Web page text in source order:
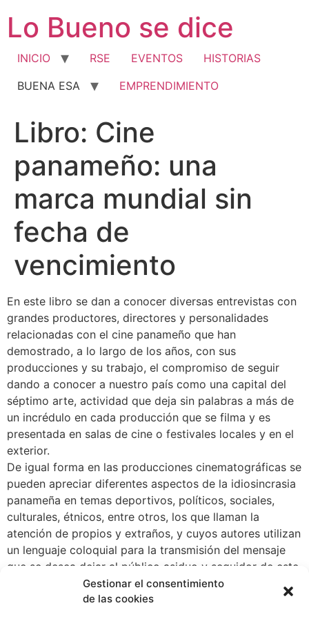
Gestionar el consentimiento
de las cookies
contenido
Lo Bueno se dice
INICIO RSE EVENTOS
HISTORIAS
BUENA ESA
EMPRENDIMIENTO
Libro: Cine
panameño: una
marca mundial sin
fecha de
vencimiento
En este libro se dan a conocer diversas entrevistas con
grandes productores, directores y personalidades
relacionadas con el cine panameño que han
demostrado, a lo largo de los años, con sus
producciones y su trabajo, el compromiso de seguir
dando a conocer a nuestro país como una capital del
séptimo arte, actividad que deja sin palabras a más de
un incrédulo en cada producción que se filma y es
presentada en salas de cine o festivales locales y en el
exterior.
De igual forma en las producciones cinematográficas se
pueden apreciar diferentes aspectos de la idiosincrasia
panameña en temas deportivos, políticos, sociales,
culturales, étnicos, entre otros, los que llaman la
atención de propios y extraños, y cuyos autores utilizan
un lenguaje coloquial para la transmisión del mensaje
que se desea dejar al público asiduo y seguidor de este
Entre los entrevistados para este libro destacan los